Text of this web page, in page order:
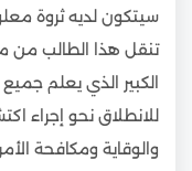
سيتكون لديه ثروة
تنقل هذا الطالب من
الكبير الذي يعلم
للانطلاق نحو إجراء
والوقاية ومكافحة